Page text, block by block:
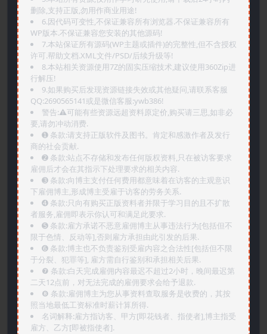
删除,支持正版,勿用作商业用途!
6.因代码可变性,不保证兼容所有浏览器.不保证兼容所有
WP版本.不保证兼容您安装的其他源码!
7.本站保证所有源码(WP主题或插件)的完整性,但不含授权
许可.帮助文档.XML文件/PSD/后续升级等!
8.本站相关资源使用7Z的固实压缩技术,建议使用360Zip进
行解压!
9.如果购买后发现资源链接失效或其他疑问,请联系客服
QQ:2690565141或是微信客服:ywb386!
警告:⚠️可能有些资源远超资料原定价,购买请三思,如非必
要,请勿冲动消费.
➊️ 条款:请支持正版软件及图书。肯定和感激作者及发行
商的社会贡献.
➋️ 条款:站点不存储和发布任何版权资料,只在被访客要求
雇佣后才会在其指示下处理要求的相关内容.
➌️ 条款:向博主支付任何费用都意味着在访客的主观意识
下雇佣博主,形成博主受雇于访客的劳务关系.
➍️ 条款:只向有购买正版资料者并限于学习目的且不扩散
者服务,雇佣即表示你认可和满足此要求.
➎ 条款:雇方承诺不恶意雇佣博主从事违法行为[包括但不
限于色情、反动等],否则雇方承担由此引发的后果.
➏️ 条款:博主也不负责鉴别受雇内容之合法性[包括但不限
于分裂、犯罪等], 雇方需自行鉴别和承担相关后果.
❼ 条款:白天完成雇佣内容最迟不超过2小时，晚间最迟第
二天12点前，对无法完成的雇佣要求会给予退款.
❽ 条款:雇佣博主为您从事资料查取服务是收费的，其按
照当地最低工资标准时薪计算所得.
名词解释:雇方指访客、甲方[即花钱者、指使者],博主指受
雇方、乙方[即被指使者].